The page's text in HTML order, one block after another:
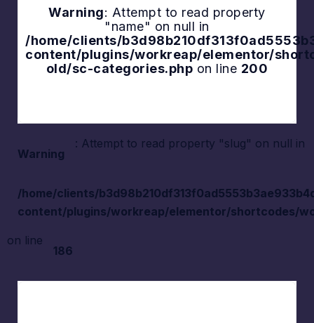
Warning: Attempt to read property
"name" on null in
/home/clients/
content/plugins/workreap/elementor/
old/sc-categories.php on line 200
Explore
Warning
: Attempt to read property "slug" on null in
/home/clients/
content/plugins/workreap/elementor/shortcodes/
on line
186